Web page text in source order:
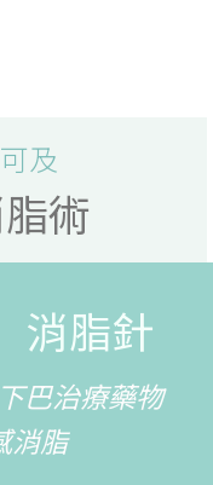
及
術
消脂針
巴治療藥物
消脂